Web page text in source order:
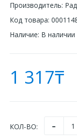
Производитель:
Код товара:
Наличие: В наличии
1 317₸
КОЛ-ВО: